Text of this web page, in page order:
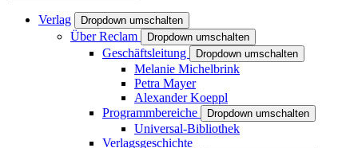
Verlag Dropdown umschalten
Über Reclam Dropdown umschalten
Geschäftsleitung Dropdown umschalten
Melanie Michelbrink
Petra Mayer
Alexander Koeppl
Programmbereiche
Dropdown umschalten
Universal-Bibliothek
Verlagsgeschichte